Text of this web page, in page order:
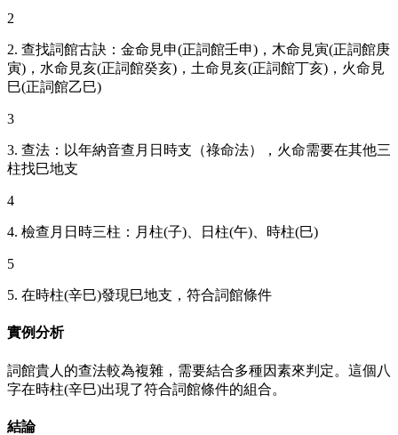
2
2. 查找詞館古訣：金命見申(正詞館壬申)，木命見寅(正詞館庚
寅)，水命見亥(正詞館癸亥)，土命見亥(正詞館丁亥)，火命見
巳(正詞館乙巳)
3
3. 查法：以年納音查月日時支（祿命法），火命需要在其他三
柱找巳地支
4
4. 檢查月日時三柱：月柱(子)、日柱(午)、時柱(巳)
5
5. 在時柱(辛巳)發現巳地支，符合詞館條件
實例分析
詞館貴人的查法較為複雜，需要結合多種因素來判定。這個八
字在時柱(辛巳)出現了符合詞館條件的組合。
結論